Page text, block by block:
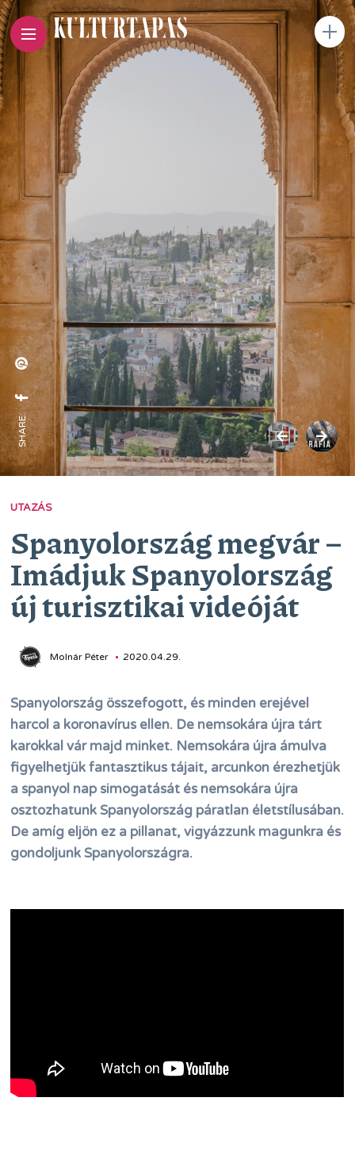
SHARE:
UTAZÁS
Spanyolország megvár –
Imádjuk Spanyolország
új turisztikai videóját
Molnár Péter 2020.04.29.
Spanyolország összefogott, és minden erejével
harcol a koronavírus ellen. De nemsokára újra tárt
karokkal vár majd minket. Nemsokára újra ámulva
figyelhetjük fantasztikus tájait, arcunkon érezhetjük
a spanyol nap simogatását és nemsokára újra
osztozhatunk Spanyolország páratlan életstílusában.
De amíg eljön ez a pillanat, vigyázzunk magunkra és
gondoljunk Spanyolországra.